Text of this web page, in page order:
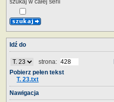
Idź do
strona:
Pobierz pełen tekst
T. 23.txt
Nawigacja